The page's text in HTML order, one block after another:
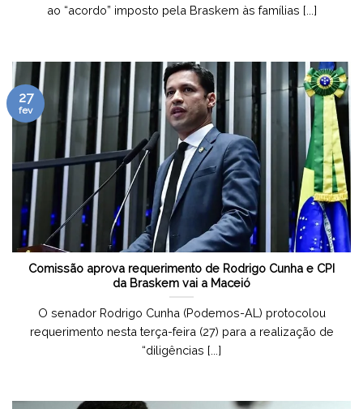
ao “acordo” imposto pela Braskem às famílias [...]
Comissão aprova requerimento de Rodrigo Cunha e CPI
da Braskem vai a Maceió
O senador Rodrigo Cunha (Podemos-AL) protocolou
requerimento nesta terça-feira (27) para a realização de
“diligências [...]
27
fev